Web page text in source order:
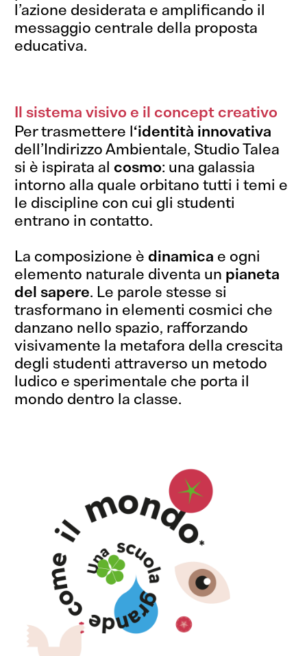
l’azione desiderata e amplificando il
messaggio centrale della proposta
educativa.
Il sistema visivo e il concept creativo
Per trasmettere l‘identità innovativa
dell’Indirizzo Ambientale, Studio Talea
si è ispirata alcosmo: una galassia
intorno alla quale orbitano tutti i temi e
le discipline con cui gli studenti
entrano in contatto.
La composizione èdinamica e ogni
elemento naturale diventa un pianeta
del sapere. Le parole stesse si
trasformano in elementi cosmici che
danzano nello spazio, rafforzando
visivamente la metafora della crescita
degli studenti attraverso un metodo
ludico e sperimentale che porta il
mondo dentro la classe.